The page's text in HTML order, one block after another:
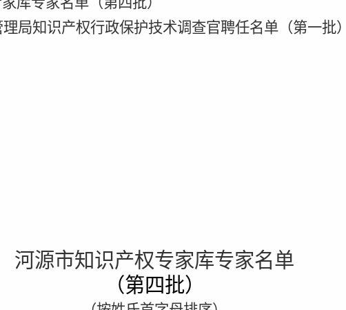
局知识产权行政保护技术调查官聘任名单（第一批）
河源市知识产权专家库专家名单
（第四批）